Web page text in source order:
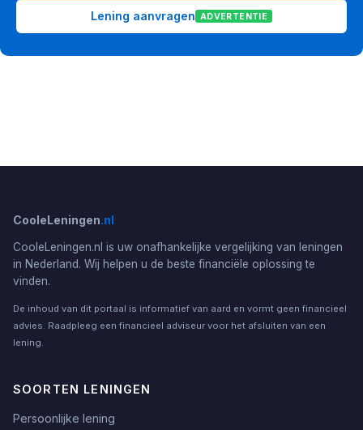
Lening aanvragen ADVERTENTIE
CooleLeningen.nl
CooleLeningen.nl is uw onafhankelijke vergelijking van leningen
in Nederland. Wij helpen u de beste financiële oplossing te
vinden.
De inhoud van dit portaal is informatief van aard en vormt geen financieel
advies. Raadpleeg een financieel adviseur voor het afsluiten van een
lening.
SOORTEN LENINGEN
Persoonlijke lening